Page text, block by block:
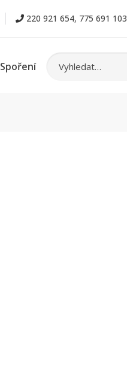
220 921 654, 775 691 103
Spoření